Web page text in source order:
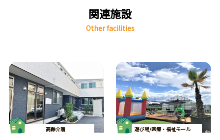
関連施設
Other facilities
高齢介護 遊び場/医療・福祉モール